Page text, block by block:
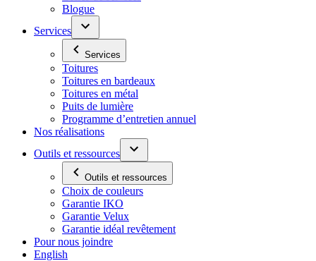
Blogue
Services
Services
Toitures
Toitures en bardeaux
Toitures en métal
Puits de lumière
Programme d’entretien annuel
Nos réalisations
Outils et ressources
Outils et ressources
Choix de couleurs
Garantie IKO
Garantie Velux
Garantie idéal revêtement
Pour nous joindre
English